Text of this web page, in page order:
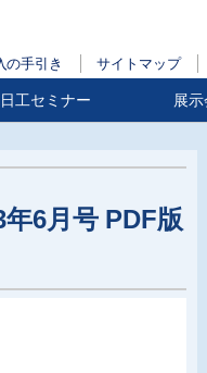
の手引き サイトマップ
日工セミナー 展
6月号 PDF版